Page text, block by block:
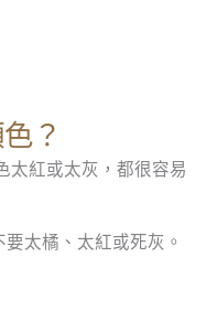
？
太紅或太灰，都很容易
太橘、太紅或死灰。